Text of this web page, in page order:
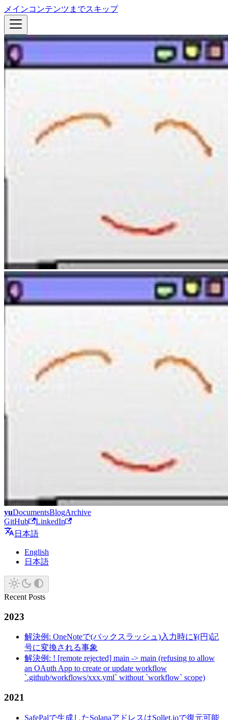
メインコンテンツまでスキップ
yuDocumentsBlogArchive
GitHub
LinkedIn
日本語
English
日本語
Recent Posts
2023
解決例: OneNoteで(バックスラッシュ)入力時に¥(円)記
号に変換される事象
解決例: ! [remote rejected] main -> main (refusing to allow
an OAuth App to create or update workflow
`.github/workflows/xxx.yml` without `workflow` scope)
2021
SafePalで生成したSolanaアドレスはSollet.ioで復元可能